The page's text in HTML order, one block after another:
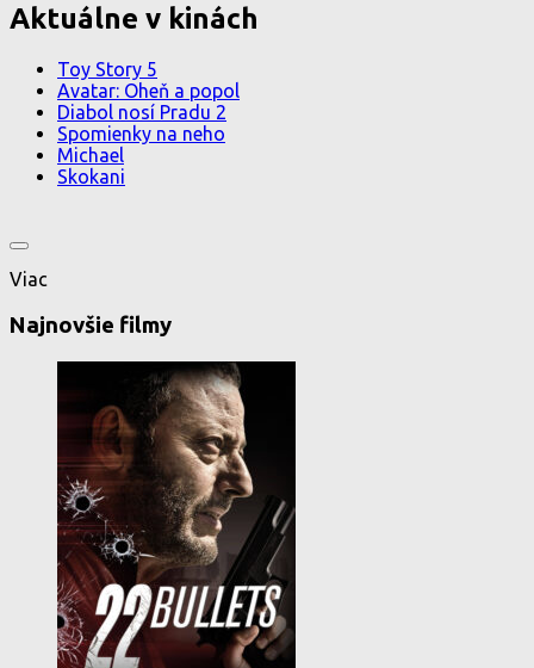
Aktuálne v kinách
Toy Story 5
Avatar: Oheň a popol
Diabol nosí Pradu 2
Spomienky na neho
Michael
Skokani
Viac
Najnovšie filmy